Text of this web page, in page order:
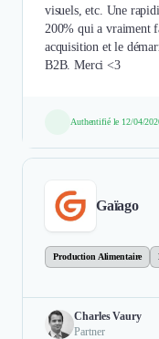
visuels, etc. Une
200% qui a vraiment
acquisition et le
B2B. Merci <3
Authentifié le 12/04/
Gaïago
Production Alimentaire
Charles Vaury
Partner